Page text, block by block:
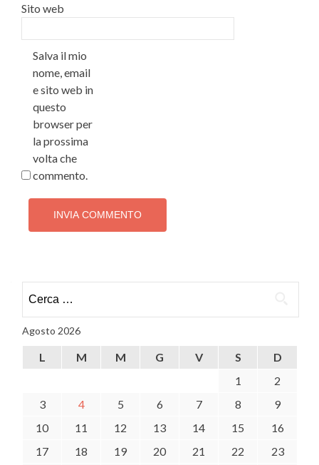
Sito web
Salva il mio
nome, email
e sito web in
questo
browser per
la prossima
volta che
commento.
per:
Agosto 2026
L M M G V S
D
1
2
3
4 5 6 7 8
9
10
11 12 13 14 15
16
17
18 19 20 21 22 23